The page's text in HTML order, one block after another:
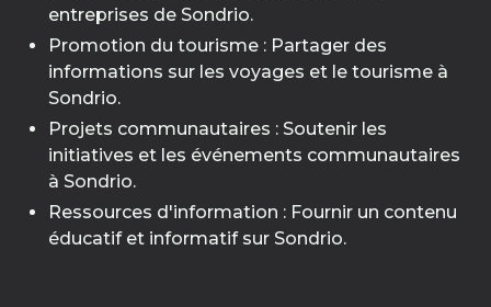
entreprises de Sondrio.
Promotion du tourisme : Partager des
informations sur les voyages et le tourisme à
Sondrio.
Projets communautaires : Soutenir les
initiatives et les événements communautaires
à Sondrio.
Ressources d'information : Fournir un contenu
éducatif et informatif sur Sondrio.